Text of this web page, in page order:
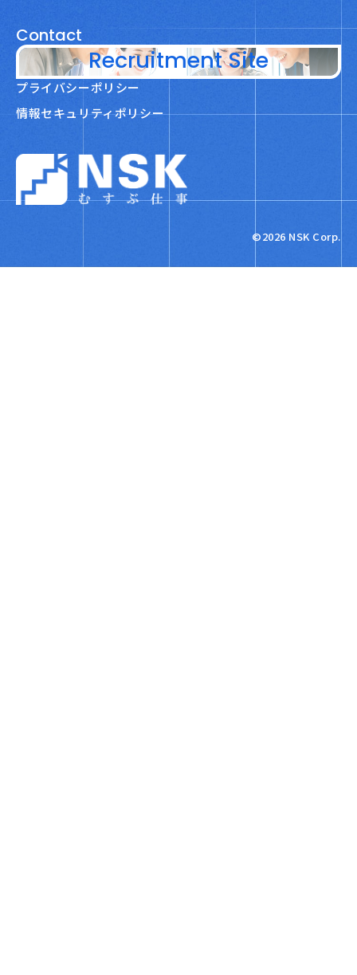
Contact
Recruitment Site
プライバシーポリシー
情報セキュリティポリシー
©2026 NSK Corp.